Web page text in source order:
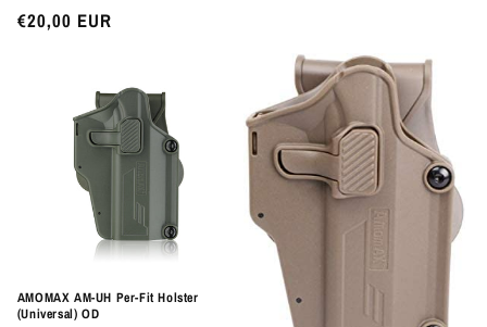
Preço
€20,00 EUR
AMOMAX AM-UH Per-Fit Holster
(Universal) OD